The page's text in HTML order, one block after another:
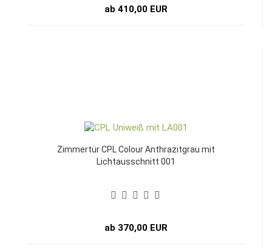
ab 410,00 EUR
Zimmertür CPL Colour Anthrazitgrau mit
Lichtausschnitt 001
ab 370,00 EUR